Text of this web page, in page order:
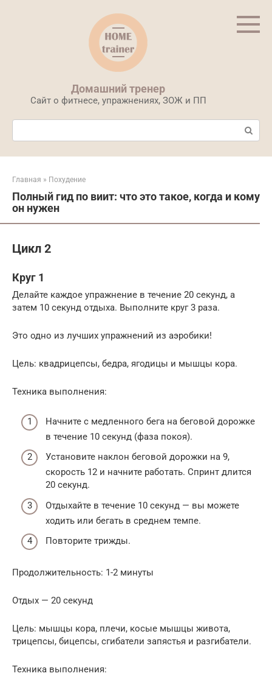
Домашний тренер
Сайт о фитнесе, упражнениях, ЗОЖ и ПП
Поиск:
Главная » Похудение
Полный гид по виит: что это такое, когда и кому
он нужен
Цикл 2
Круг 1
Делайте каждое упражнение в течение 20 секунд, а
затем 10 секунд отдыха. Выполните круг 3 раза.
Это одно из лучших упражнений из аэробики!
Цель: квадрицепсы, бедра, ягодицы и мышцы кора.
Техника выполнения:
Начните с медленного бега на беговой дорожке
в течение 10 секунд (фаза покоя).
Установите наклон беговой дорожки на 9,
скорость 12 и начните работать. Спринт длится
20 секунд.
Отдыхайте в течение 10 секунд — вы можете
ходить или бегать в среднем темпе.
Повторите трижды.
Продолжительность: 1-2 минуты
Отдых — 20 секунд
Цель: мышцы кора, плечи, косые мышцы живота,
трицепсы, бицепсы, сгибатели запястья и разгибатели.
Техника выполнения: